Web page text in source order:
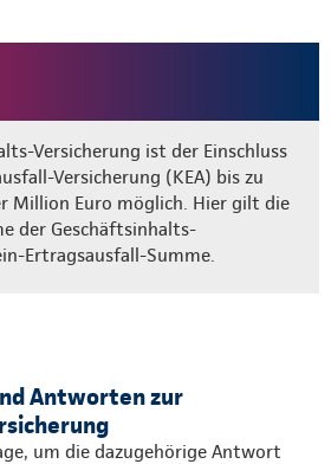
Versicherung ist der Einschluss
Versicherung (KEA) bis zu
Million Euro möglich. Hier gilt die
der Geschäftsinhalts-
Ertragsausfall-Summe.
Antworten zur
um die dazugehörige Antwort